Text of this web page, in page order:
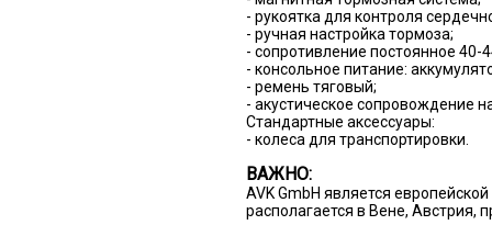
- рукоятка для контроля
- ручная настройка тормоза;
- сопротивление постоянное 40-
- консольное питание:
- ремень тяговый;
- акустическое сопровождение
Стандартные аксессуары:
- колеса для транспортировки.
ВАЖНО:
AVK GmbH является
располагается в Вене, Австрия,